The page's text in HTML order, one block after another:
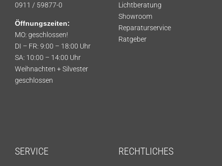
0911 / 59877-0
Öffnungszeiten:
MO: geschlossen!
DI – FR: 9:00 – 18:00 Uhr
SA: 10:00 – 14:00 Uhr
Weihnachten + Silvester
geschlossen
Lichtberatung
Showroom
Reparaturservice
Ratgeber
SERVICE RECHTLICHES